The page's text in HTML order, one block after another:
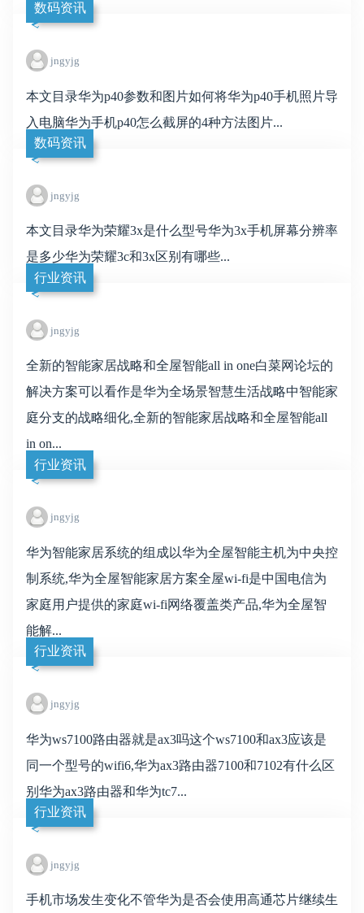
数码资讯
jngyjg
本文目录华为p40参数和图片如何将华为p40手机照片导
入电脑华为手机p40怎么截屏的4种方法图片...
数码资讯
jngyjg
本文目录华为荣耀3x是什么型号华为3x手机屏幕分辨率
是多少华为荣耀3c和3x区别有哪些...
行业资讯
jngyjg
全新的智能家居战略和全屋智能all in one白菜网论坛的
解决方案可以看作是华为全场景智慧生活战略中智能家
庭分支的战略细化,全新的智能家居战略和全屋智能all
in on...
行业资讯
jngyjg
华为智能家居系统的组成以华为全屋智能主机为中央控
制系统,华为全屋智能家居方案全屋wi-fi是中国电信为
家庭用户提供的家庭wi-fi网络覆盖类产品,华为全屋智
能解...
行业资讯
jngyjg
华为ws7100路由器就是ax3吗这个ws7100和ax3应该是
同一个型号的wifi6,华为ax3路由器7100和7102有什么区
别华为ax3路由器和华为tc7...
行业资讯
jngyjg
手机市场发生变化不管华为是否会使用高通芯片继续生